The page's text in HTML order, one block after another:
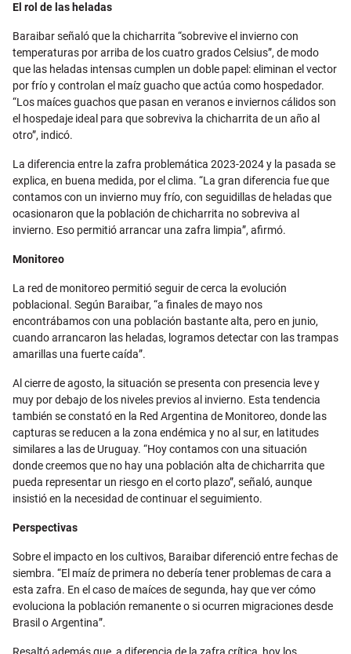
El rol de las heladas
Baraibar señaló que la chicharrita “sobrevive el invierno con
temperaturas por arriba de los cuatro grados Celsius”, de modo
que las heladas intensas cumplen un doble papel: eliminan el vector
por frío y controlan el maíz guacho que actúa como hospedador.
“Los maíces guachos que pasan en veranos e inviernos cálidos son
el hospedaje ideal para que sobreviva la chicharrita de un año al
otro”, indicó.
La diferencia entre la zafra problemática 2023-2024 y la pasada se
explica, en buena medida, por el clima. “La gran diferencia fue que
contamos con un invierno muy frío, con seguidillas de heladas que
ocasionaron que la población de chicharrita no sobreviva al
invierno. Eso permitió arrancar una zafra limpia”, afirmó.
Monitoreo
La red de monitoreo permitió seguir de cerca la evolución
poblacional. Según Baraibar, “a finales de mayo nos
encontrábamos con una población bastante alta, pero en junio,
cuando arrancaron las heladas, logramos detectar con las trampas
amarillas una fuerte caída”.
Al cierre de agosto, la situación se presenta con presencia leve y
muy por debajo de los niveles previos al invierno. Esta tendencia
también se constató en la Red Argentina de Monitoreo, donde las
capturas se reducen a la zona endémica y no al sur, en latitudes
similares a las de Uruguay. “Hoy contamos con una situación
donde creemos que no hay una población alta de chicharrita que
pueda representar un riesgo en el corto plazo”, señaló, aunque
insistió en la necesidad de continuar el seguimiento.
Perspectivas
Sobre el impacto en los cultivos, Baraibar diferenció entre fechas de
siembra. “El maíz de primera no debería tener problemas de cara a
esta zafra. En el caso de maíces de segunda, hay que ver cómo
evoluciona la población remanente o si ocurren migraciones desde
Brasil o Argentina”.